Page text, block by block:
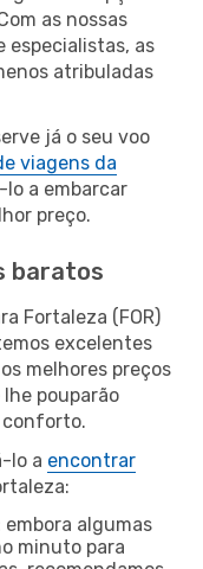
as nossas
especialistas, as
atribuladas
já o seu voo
viagens da
lo a embarcar
preço.
baratos
Fortaleza (FOR)
excelentes
melhores preços
pouparão
conforto.
lo a encontrar
embora algumas
minuto para